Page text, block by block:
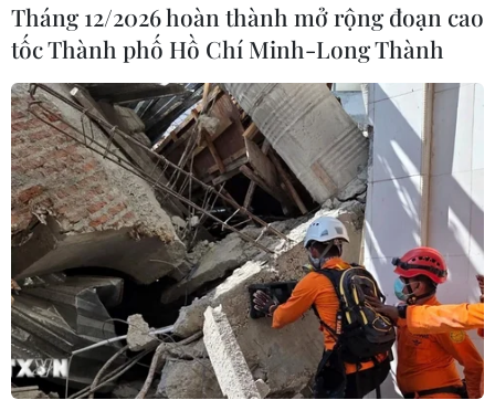
Tháng 12/2026 hoàn thành mở rộng đoạn cao
tốc Thành phố Hồ Chí Minh-Long Thành